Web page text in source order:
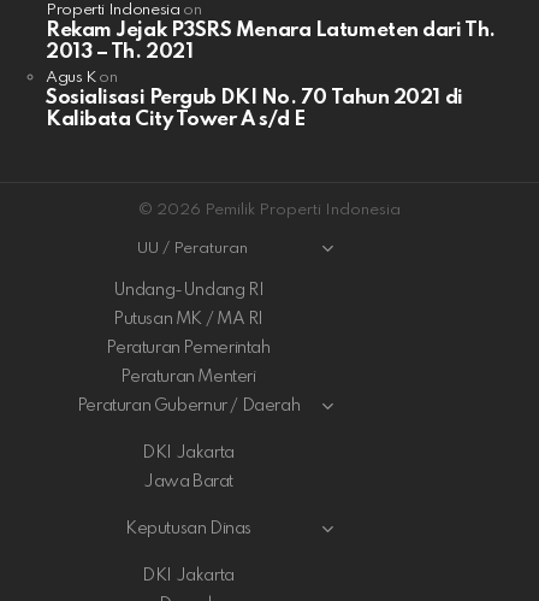
Properti Indonesia on
Rekam Jejak P3SRS Menara Latumeten dari Th.
2013 – Th. 2021
Agus Kon
Sosialisasi Pergub DKI No. 70 Tahun 2021 di
Kalibata City Tower A s/d E
© 2026 Pemilik Properti Indonesia
UU / Peraturan
Undang-Undang RI
Putusan MK / MA RI
Peraturan Pemerintah
Peraturan Menteri
Peraturan Gubernur / Daerah
DKI Jakarta
Jawa Barat
Keputusan Dinas
DKI Jakarta